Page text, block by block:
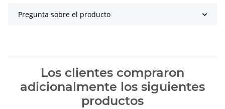
Pregunta sobre el producto
Los clientes compraron
adicionalmente los siguientes
productos